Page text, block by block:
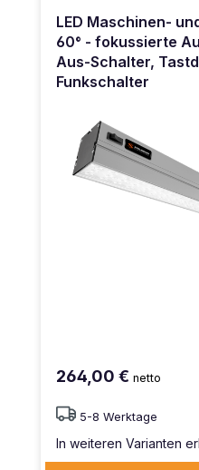
LED Maschinen-
60° - fokussierte
Aus-Schalter,
Funkschalter
264,00 € netto
5-8 Werktage
In weiteren Varianten